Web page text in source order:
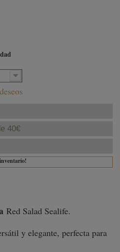
40€
Red Salad Sealife.
y elegante, perfecta para